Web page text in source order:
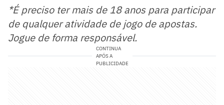
*É preciso ter mais de 18 anos para participar
de qualquer atividade de jogo de apostas.
Jogue de forma responsável.
CONTINUA
APÓS A
PUBLICIDADE